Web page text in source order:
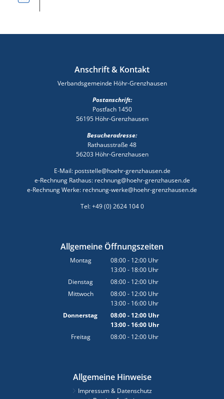
Anschrift & Kontakt
Verbandsgemeinde Höhr-Grenzhausen
Postanschrift:
Postfach 1450
56195 Höhr-Grenzhausen
Besucheradresse:
Rathausstraße 48
56203 Höhr-Grenzhausen
E-Mail: poststelle@hoehr-grenzhausen.de
e-Rechnung Rathaus: rechnung@hoehr-grenzhausen.de
e-Rechnung Werke: rechnung-werke@hoehr-grenzhausen.de
Tel: +49 (0) 2624 104 0
Allgemeine Öffnungszeiten
Montag 08:00- 12:00 Uhr
Von 08:00 bis 12:00 Uhr
13:00- 18:00 Uhr
Von 13:00 bis 18:00 Uhr
Dienstag 08:00- 12:00 Uhr
Von 08:00 bis 12:00 Uhr
Mittwoch 08:00- 12:00 Uhr
Von 08:00 bis 12:00 Uhr
13:00- 16:00 Uhr
Von 13:00 bis 16:00 Uhr
Donnerstag 08:00- 12:00Uhr
Von 08:00 bis 12:00 Uhr
13:00- 16:00Uhr
Von 13:00 bis 16:00 Uhr
Freitag 08:00- 12:00 Uhr
Allgemeine Hinweise
Impressum & Datenschutz